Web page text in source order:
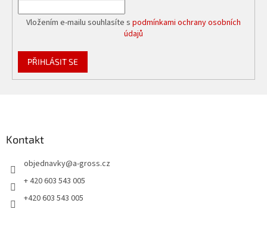
Vložením e-mailu souhlasíte s podmínkami ochrany osobních
údajů
PŘIHLÁSIT SE
Kontakt
objednavky@a-gross.cz
+ 420 603 543 005
+420 603 543 005